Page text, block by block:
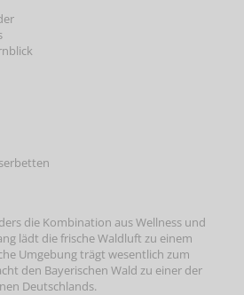
die Kombination aus Wellness und
lädt die frische Waldluft zu einem
Umgebung trägt wesentlich zum
den Bayerischen Wald zu einer der
Deutschlands.